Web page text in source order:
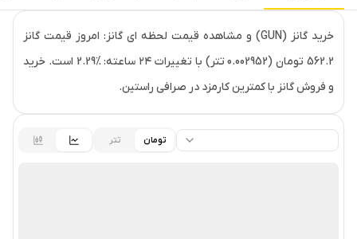
قیمت لحظه‌ایگانز
خرید گانز (GUN) و مشاهده قیمت لحظه ای گانز: امروز قیمت گانز
562.2 تومان (0.002952 تتر) با تغییرات ۲۴ ساعته: ‎2.29% است. خرید
و فروش گانز با کمترین کارمزد در صرافی راستین.
تومان تتر